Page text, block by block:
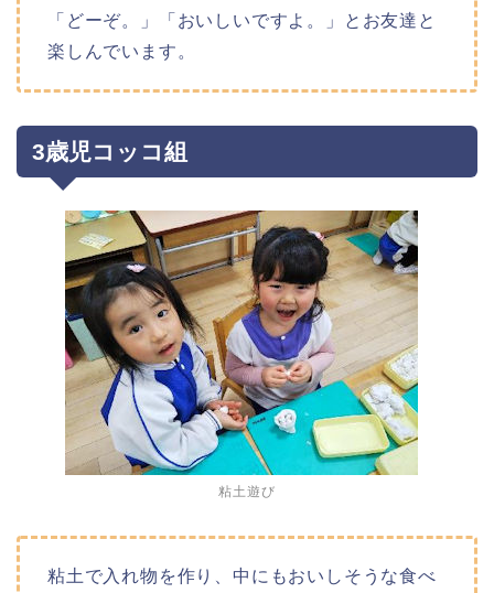
「どーぞ。」「おいしいですよ。」とお友達と
楽しんでいます。
3歳児コッコ組
粘土遊び
粘土で入れ物を作り、中にもおいしそうな食べ